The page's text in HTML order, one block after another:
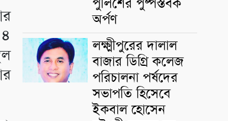
পুলিশের পুষ্পস্তবক
অর্পণ
লক্ষ্মীপুরের দালাল
বাজার ডিগ্রি কলেজ
পরিচালনা পর্ষদের
সভাপতি হিসেবে
ইকবাল হোসেন